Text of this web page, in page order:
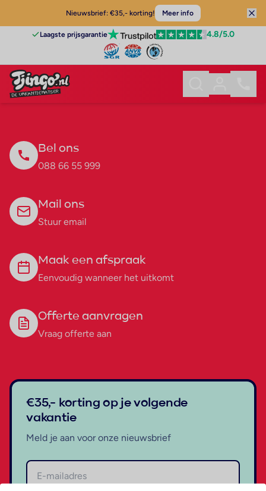
Nieuwsbrief: €35,- korting! Meer info
Laagste prijsgarantie 4.8/5.0
Bel ons
088 66 55 999
Mail ons
Stuur email
Maak een afspraak
Eenvoudig wanneer het uitkomt
Offerte aanvragen
Vraag offerte aan
€35,- korting op je volgende
vakantie
Meld je aan voor onze nieuwsbrief